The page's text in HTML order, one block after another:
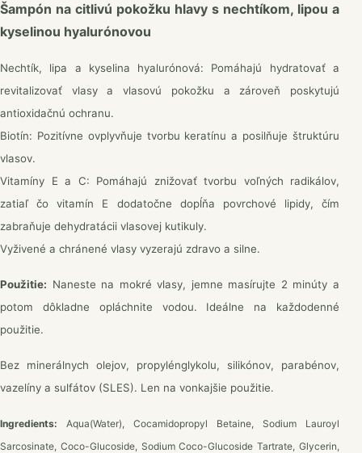
Šampón na citlivú pokožku hlavy s nechtíkom, lipou a
kyselinou hyalurónovou
Nechtík, lipa a kyselina hyalurónová: Pomáhajú hydratovať a
revitalizovať vlasy a vlasovú pokožku a zároveň poskytujú
antioxidačnú ochranu.
Biotín: Pozitívne ovplyvňuje tvorbu keratínu a posilňuje štruktúru
vlasov.
Vitamíny E a C: Pomáhajú znižovať tvorbu voľných radikálov,
zatiaľ čo vitamín E dodatočne dopĺňa povrchové lipidy, čím
zabraňuje dehydratácii vlasovej kutikuly.
Vyživené a chránené vlasy vyzerajú zdravo a silne.
Použitie: Naneste na mokré vlasy, jemne masírujte 2 minúty a
potom dôkladne opláchnite vodou. Ideálne na každodenné
použitie.
Bez minerálnych olejov, propylénglykolu, silikónov, parabénov,
vazelíny a sulfátov (SLES). Len na vonkajšie použitie.
Ingredients: Αqua(Water), Cocamidopropyl Betaine, Sodium Lauroyl
Sarcosinate, Coco-Glucoside, Sodium Coco-Glucoside Tartrate, Glycerin,